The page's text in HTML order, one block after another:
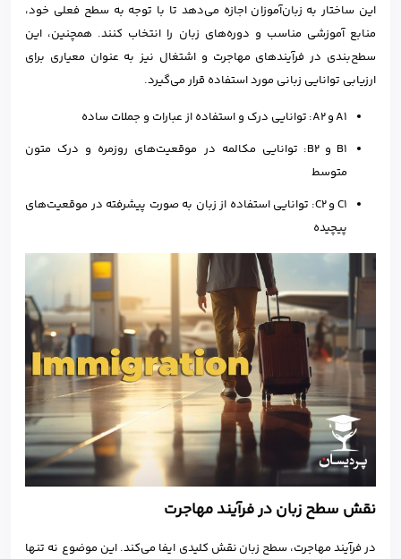
این ساختار به زبان‌آموزان اجازه می‌دهد تا با توجه به سطح فعلی خود،
منابع آموزشی مناسب و دوره‌های زبان را انتخاب کنند. همچنین، این
سطح‌بندی در فرآیندهای مهاجرت و اشتغال نیز به عنوان معیاری برای
ارزیابی توانایی زبانی مورد استفاده قرار می‌گیرد.
A1 و A2: توانایی درک و استفاده از عبارات و جملات ساده
B1 و B2: توانایی مکالمه در موقعیت‌های روزمره و درک متون
متوسط
C1 و C2: توانایی استفاده از زبان به صورت پیشرفته در موقعیت‌های
پیچیده
نقش سطح زبان در فرآیند مهاجرت
در فرآیند مهاجرت، سطح زبان نقش کلیدی ایفا می‌کند. این موضوع نه تنها